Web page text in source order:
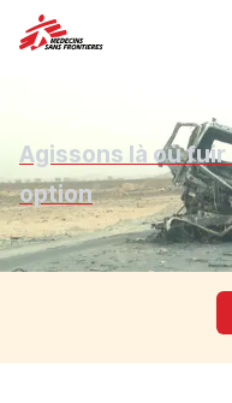
Agissons là où fuir
option